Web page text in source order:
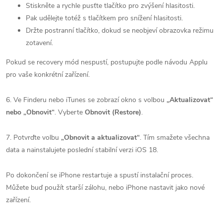
Stiskněte a rychle pusťte tlačítko pro zvýšení hlasitosti.
Pak udělejte totéž s tlačítkem pro snížení hlasitosti.
Držte postranní tlačítko, dokud se neobjeví obrazovka režimu
zotavení.
Pokud se recovery mód nespustí, postupujte podle návodu Applu
pro vaše konkrétní zařízení.
6. Ve Finderu nebo iTunes se zobrazí okno s volbou „Aktualizovat“
nebo „Obnovit“. Vyberte Obnovit (Restore).
7. Potvrďte volbu „Obnovit a aktualizovat“. Tím smažete všechna
data a nainstalujete poslední stabilní verzi iOS 18.
Po dokončení se iPhone restartuje a spustí instalační proces.
Můžete buď použít starší zálohu, nebo iPhone nastavit jako nové
zařízení.